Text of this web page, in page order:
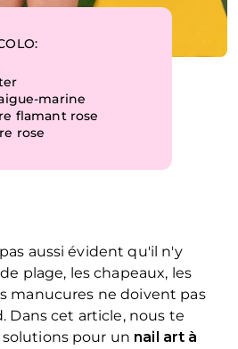
marine
flamant rose
rose
aussi évident qu'il n'y
plage, les chapeaux, les
manucures ne doivent pas
Dans cet article, nous te
pour un nail art à